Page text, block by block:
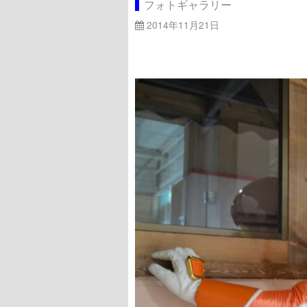
フォトギャラリー
2014年11月21日